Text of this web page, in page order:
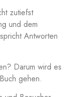
zutiefst
und dem
Antworten
Darum wird es
gehen.